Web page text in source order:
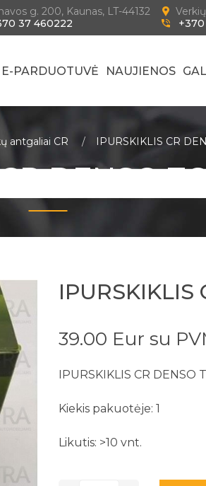
g. 200, Kaunas, LT-44132
37 460222
+370
E-PARDUOTUVĖ NAUJIENOS
antgaliai CR IPURSKIKLIS CR
DENSO
IPURSKIKLIS
39.00 Eur su
IPURSKIKLIS CR DENSO
Kiekis pakuotėje: 1
Likutis: >10 vnt.